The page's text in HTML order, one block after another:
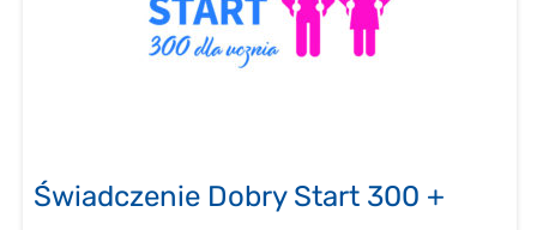
Świadczenie Dobry Start 300 +